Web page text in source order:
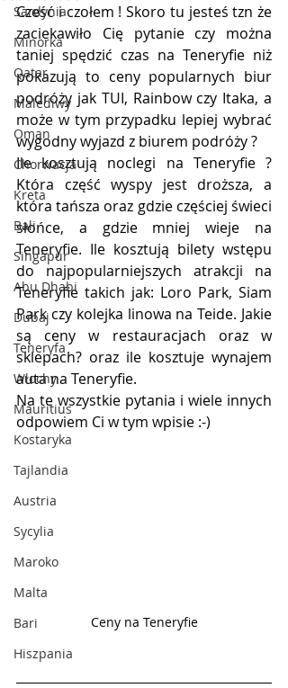
Sardynia
Minorka
Qatar
Malediwy
Oman
Chorwacja
Kreta
Bali
Singapur
Abu Dhabi
Dubaj
Teneryfa
Włochy
Mauritius
Kostaryka
Tajlandia
Austria
Sycylia
Maroko
Malta
Bari
Hiszpania
Cześć i czołem ! Skoro tu jesteś tzn że
zaciekawiło Cię pytanie czy można
taniej spędzić czas na Teneryfie niż
pokazują to ceny popularnych biur
podróży jak TUI, Rainbow czy Itaka, a
może w tym przypadku lepiej wybrać
wygodny wyjazd z biurem podróży ?
Ile kosztują noclegi na Teneryfie ?
Która część wyspy jest droższa, a
która tańsza oraz gdzie częściej świeci
słońce, a gdzie mniej wieje na
Teneryfie. Ile kosztują bilety wstępu
do najpopularniejszych atrakcji na
Teneryfie takich jak: Loro Park, Siam
Park czy kolejka linowa na Teide. Jakie
są ceny w restauracjach oraz w
sklepach? oraz ile kosztuje wynajem
auta na Teneryfie.
Na te wszystkie pytania i wiele innych
odpowiem Ci w tym wpisie :-)
Ceny na Teneryfie